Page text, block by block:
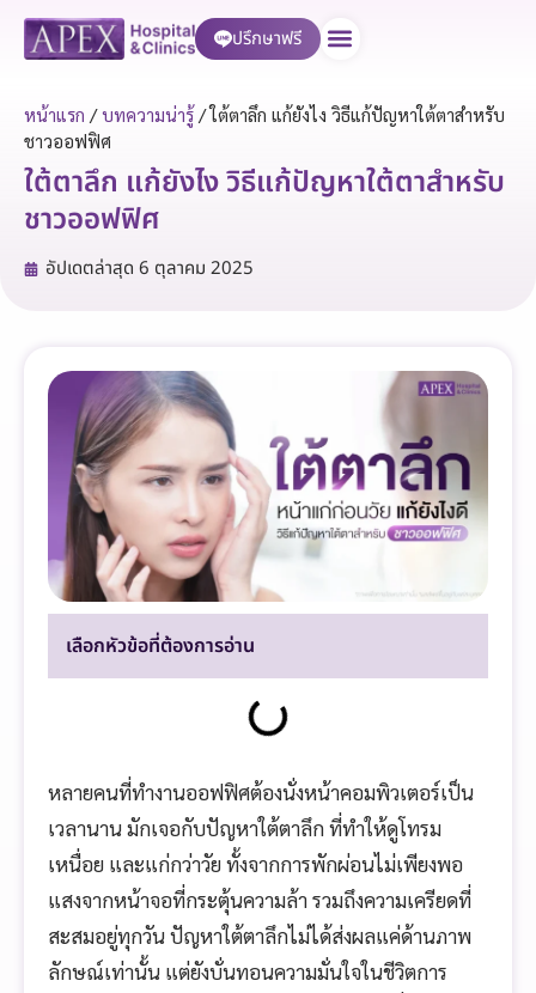
ปรึกษาฟรี
หน้าแรก /บทความน่ารู้/ใต้ตาลึก แก้ยังไง วิธีแก้ปัญหาใต้ตาสำหรับ
ชาวออฟฟิศ
ใต้ตาลึก แก้ยังไง วิธีแก้ปัญหาใต้ตาสำหรับ
ชาวออฟฟิศ
อัปเดตล่าสุด 6 ตุลาคม 2025
เลือกหัวข้อที่ต้องการอ่าน
หลายคนที่ทำงานออฟฟิศต้องนั่งหน้าคอมพิวเตอร์เป็น
เวลานาน มักเจอกับปัญหาใต้ตาลึก ที่ทำให้ดูโทรม
เหนื่อย และแก่กว่าวัย ทั้งจากการพักผ่อนไม่เพียงพอ
แสงจากหน้าจอที่กระตุ้นความล้า รวมถึงความเครียดที่
สะสมอยู่ทุกวัน ปัญหาใต้ตาลึกไม่ได้ส่งผลแค่ด้านภาพ
ลักษณ์เท่านั้น แต่ยังบั่นทอนความมั่นใจในชีวิตการ